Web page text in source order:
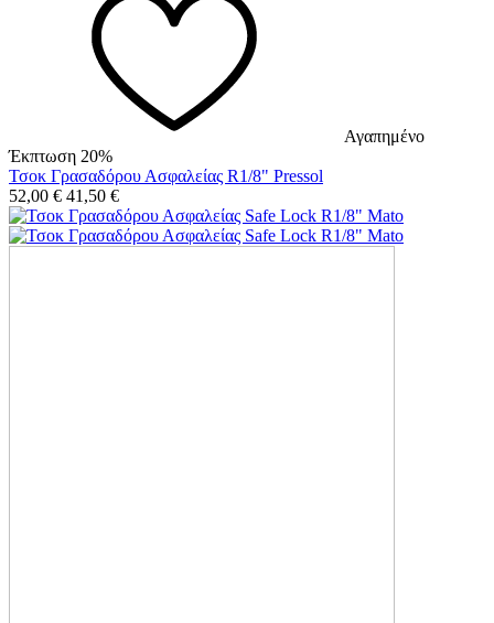
Αγαπημένο
Έκπτωση 20%
Τσοκ Γρασαδόρου Ασφαλείας R1/8" Pressol
52,00 € 41,50 €